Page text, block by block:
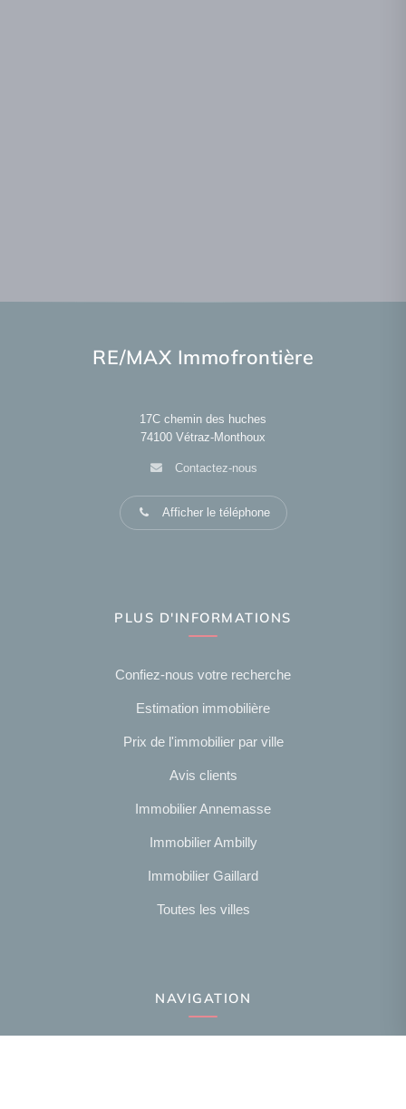
RE/MAX Immofrontière
17C chemin des huches
74100 Vétraz-Monthoux
Contactez-nous
Afficher le téléphone
PLUS D'INFORMATIONS
Confiez-nous votre recherche
Estimation immobilière
Prix de l'immobilier par ville
Avis clients
Immobilier Annemasse
Immobilier Ambilly
Immobilier Gaillard
Toutes les villes
NAVIGATION